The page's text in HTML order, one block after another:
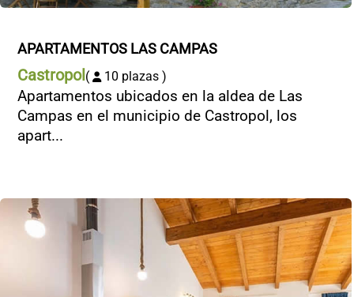
APARTAMENTOS LAS CAMPAS
Castropol( 10 plazas )
Apartamentos ubicados en la aldea de Las
Campas en el municipio de Castropol, los
apart...